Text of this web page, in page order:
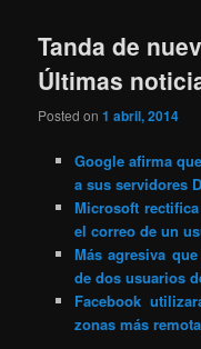
Tanda de
Últimas
Posted on1 abril, 2014
Google afirma
a sus servidores
Microsoft
el correo de un
Más agresiva
de dos usuarios
Facebook
zonas más